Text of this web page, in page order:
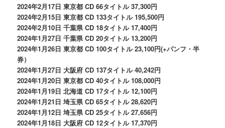
2024年2月17日 東京都 CD 66タイトル 37,300円
2024年2月15日 東京都 CD 133タイトル 195,500円
2024年2月10日 千葉県 CD 18タイトル 17,400円
2024年1月27日 千葉県 CD 20タイトル 13,200円
2024年1月26日 東京都 CD 100タイトル 23,100円(+パンフ・半
券）
2024年1月27日 大阪府 CD 137タイトル 40,242円
2024年1月20日 東京都 CD 40タイトル 108,000円
2024年1月19日 北海道 CD 17タイトル 12,100円
2024年1月21日 埼玉県 CD 65タイトル 28,620円
2024年1月12日 埼玉県 CD 25タイトル 27,656円
2024年1月18日 大阪府 CD 12タイトル 17,370円